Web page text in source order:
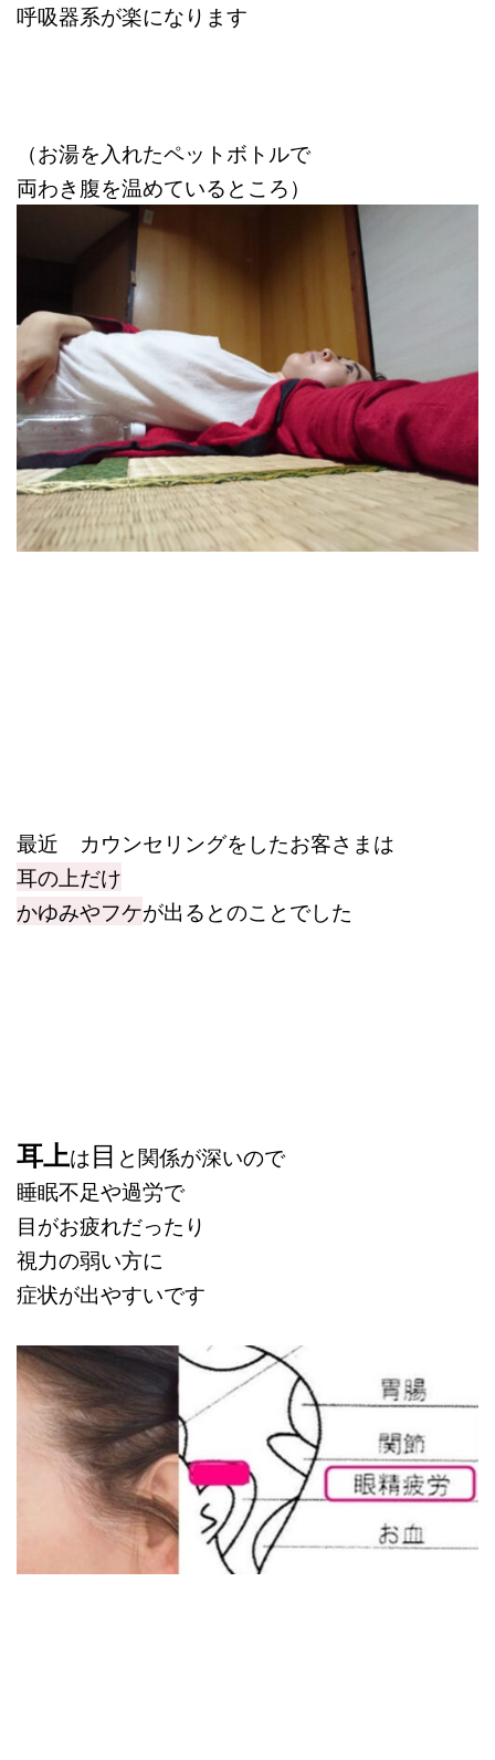
呼吸器系が楽になります
（お湯を入れたペットボトルで
両わき腹を温めているところ）
最近 カウンセリングをしたお客さまは
耳の上だけ
かゆみやフケが出るとのことでした
耳上は目 と関係が深いので
睡眠不足や過労で
目がお疲れだったり
視力の弱い方に
症状が出やすいです